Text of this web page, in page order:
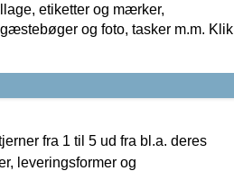
etiketter og mærker,
og foto, tasker m.m. Klik
fra 1 til 5 ud fra bl.a. deres
leveringsformer og